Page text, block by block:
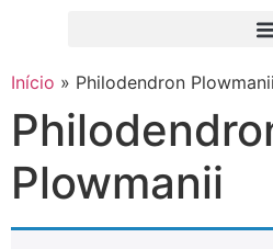
Início » Philodendron Plowmanii
Plowmanii